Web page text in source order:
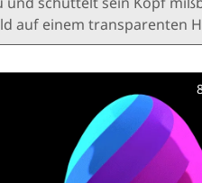
auf einem transparenten